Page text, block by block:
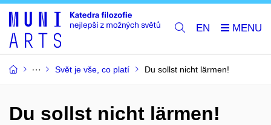
EN
Svět je vše, co platí Du sollst nicht lärmen!
Du sollst nicht lärmen!